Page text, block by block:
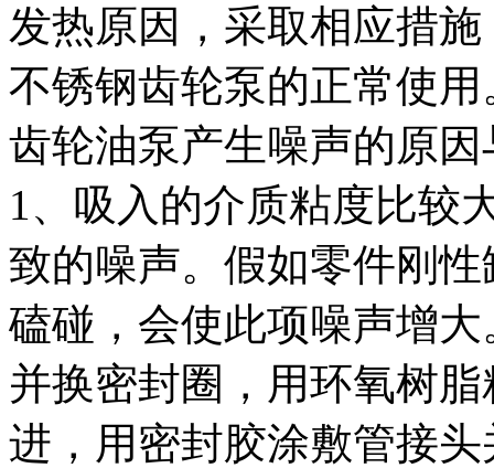
发热原因，采取相应措
不锈钢齿轮泵的正常使用
齿轮油泵产生噪声的原
1、吸入的介质粘度比较
致的噪声。假如零件刚
磕碰，会使此项噪声增
并换密封圈，用环氧树
进，用密封胶涂敷管接